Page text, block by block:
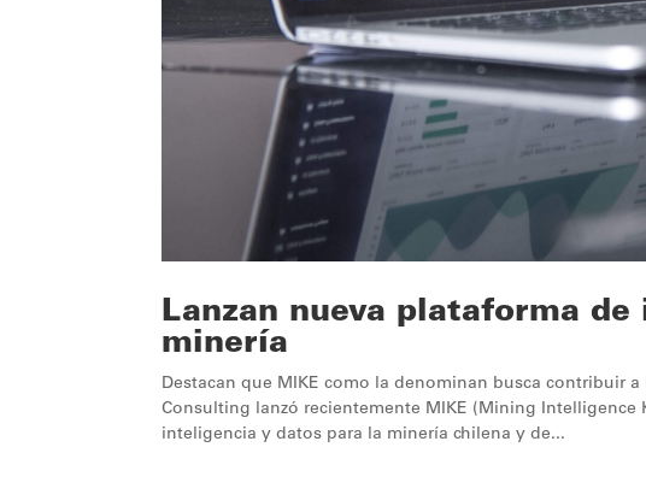
Lanzan nueva plataforma
minería
Destacan que MIKE como la denominan busca contribuir
Consulting lanzó recientemente MIKE (Mining
inteligencia y datos para la minería chilena y de...